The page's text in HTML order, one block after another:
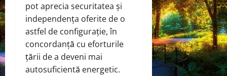
pot aprecia securitatea și
independența oferite de o
astfel de configurație, în
concordanță cu eforturile
țării de a deveni mai
autosuficientă energetic.